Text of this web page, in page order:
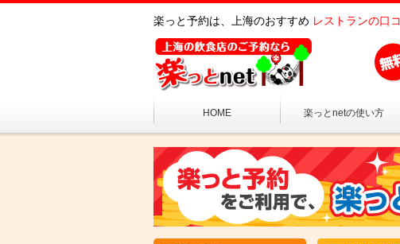
楽っと予約は、上海のおすすめ レストランの口
HOME 楽っとnetの使い方